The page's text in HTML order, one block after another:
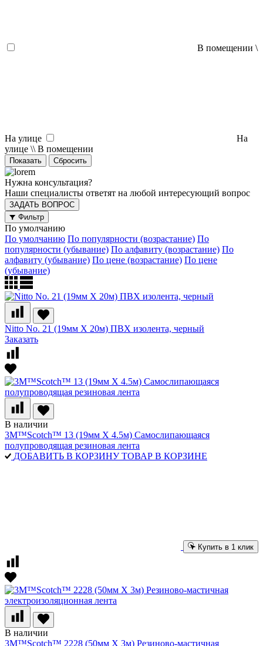
В помещении \
На улице
На
улице \\ В помещении
Нужна консультация?
Наши специалисты ответят на любой интересующий вопрос
ЗАДАТЬ ВОПРОС
Фильтр
По умолчанию
По умолчанию По популярности (возрастание) По
популярности (убывание) По алфавиту (возрастание) По
алфавиту (убывание) По цене (возрастание) По цене
(убывание)
Nitto No. 21 (19мм Х 20м) ПВХ изолента, черный
Заказать
В наличии
3M™Scotch™ 13 (19мм Х 4.5м) Самослипающаяся
полупроводящая резиновая лента
ДОБАВИТЬ В КОРЗИНУ ТОВАР В КОРЗИНЕ
Купить в 1 клик
В наличии
3M™Scotch™ 2228 (50мм Х 3м) Резиново-мастичная